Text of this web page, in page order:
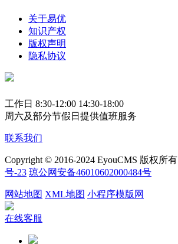
关于易优
知识产权
版权声明
隐私协议
工作日 8:30-12:00 14:30-18:00
周六及部分节假日提供值班服务
联系我们
Copyright © 2016-2024 EyouCMS 版权所有
号-23 琼公网安备46010602000484号
网站地图 XML地图 小程序模版网
在线客服